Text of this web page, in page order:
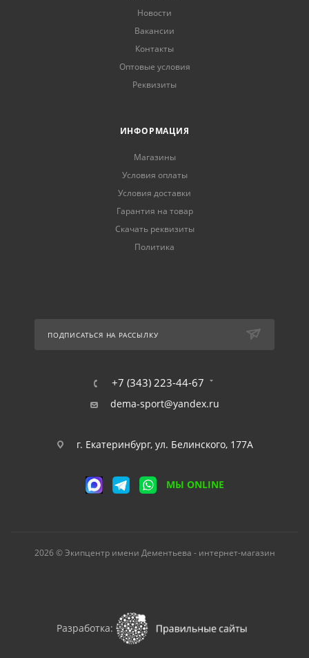
Новости
Вакансии
Контакты
Оптовые условия
Реквизиты
ИНФОРМАЦИЯ
Магазины
Условия оплаты
Условия доставки
Гарантия на товар
Скачать реквизиты
Политика
ПОДПИСАТЬСЯ НА РАССЫЛКУ
+7 (343) 223-44-67
dema-sport@yandex.ru
г. Екатеринбург, ул. Белинского, 177А
МЫ ONLINE
2026 © Экипцентр имени Дементьева - интернет-магазин
Разработка: